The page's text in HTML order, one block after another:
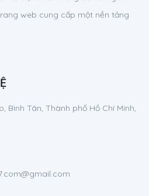
web cung cấp một nền tảng
Bình Tân, Thành phố Hồ Chí Minh,